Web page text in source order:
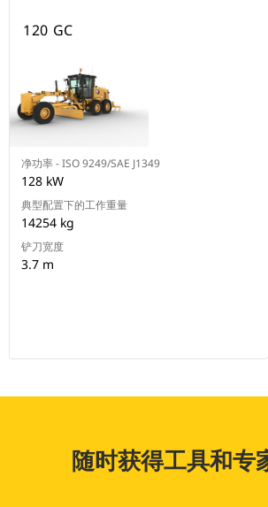
120 GC
净功率 - ISO 9249/SAE J1349
128 kW
典型配置下的工作重量
14254 kg
铲刀宽度
3.7 m
随时获得工具和专